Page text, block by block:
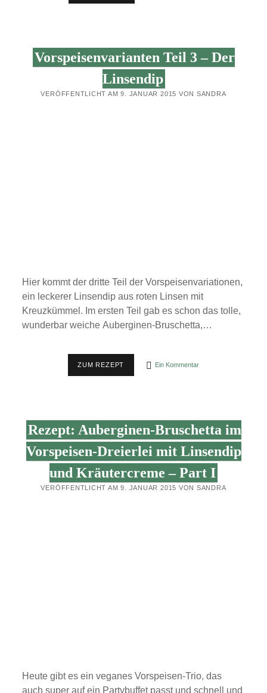
CHNELL &
E
INFACH
Vorspeisenvarianten Teil 3 – Der
Linsendip
VERÖFFENTLICHT AM 9. JANUAR 2015 VON SANDRA
Hier kommt der dritte Teil der Vorspeisenvariationen,
ein leckerer Linsendip aus roten Linsen mit
Kreuzkümmel. Im ersten Teil gab es schon das tolle,
wunderbar weiche Auberginen-Bruschetta,…
ZUM REZEPT VORSPEISENVARIANTEN
Ein Kommentar
Rezept: Auberginen-Bruschetta im
Vorspeisen-Dreierlei mit Linsendip
und Kräutercreme – Part I
VERÖFFENTLICHT AM 9. JANUAR 2015 VON SANDRA
Heute gibt es ein veganes Vorspeisen-Trio, das
auch super auf ein Partybuffet passt und schnell und